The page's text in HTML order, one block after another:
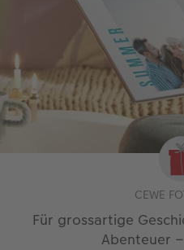
CEWE
Für grossartige
Abenteuer